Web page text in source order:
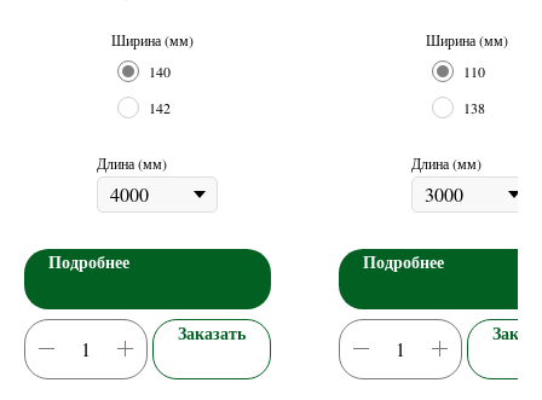
Ширина (мм)
140
142
Длина (мм)
Подробнее
Заказать
Ширина (мм)
110
138
Длина (мм)
Подробнее